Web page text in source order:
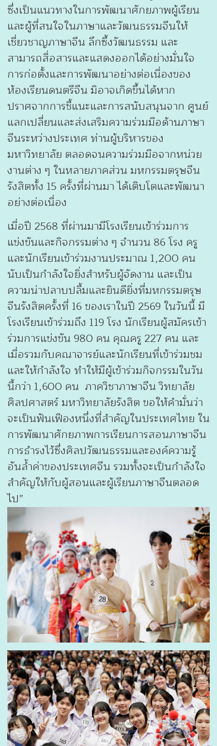
ซึ่งเป็นแนวทางในการพัฒนาศักยภาพผู้เรียน
และผู้ที่สนใจในภาษาและวัฒนธรรมจีนให้
เชี่ยวชาญภาษาจีน ลึกซึ้งวัฒนธรรม และ
สามารถสื่อสารและแสดงออกได้อย่างมั่นใจ
การก่อตั้งและการพัฒนาอย่างต่อเนื่องของ
ห้องเรียนดนตรีจีน มิอาจเกิดขึ้นได้หาก
ปราศจากการชี้แนะและการสนับสนุนจาก ศูนย์
แลกเปลี่ยนและส่งเสริมความร่วมมือด้านภาษา
จีนระหว่างประเทศ ท่านผู้บริหารของ
มหาวิทยาลัย ตลอดจนความร่วมมือจากหน่วย
งานต่าง ๆ ในหลายภาคส่วน มหกรรมตรุษจีน
รังสิตทั้ง 15 ครั้งที่ผ่านมา ได้เติบโตและพัฒนา
อย่างต่อเนื่อง
เมื่อปี 2568 ที่ผ่านมามีโรงเรียนเข้าร่วมการ
แข่งขันและกิจกรรมต่าง ๆ จำนวน 86 โรง ครู
และนักเรียนเข้าร่วมงานประมาณ 1,200 คน
นับเป็นกำลังใจยิ่งสำหรับผู้จัดงาน และเป็น
ความน่าปลาบปลื้มและยินดียิ่งที่มหกรรมตรุษ
จีนรังสิตครั้งที่ 16 ของเราในปี 2569 ในวันนี้ มี
โรงเรียนเข้าร่วมถึง 119 โรง นักเรียนผู้สมัครเข้า
ร่วมการแข่งขัน 980 คน คุณครู 227 คน และ
เมื่อรวมกับคณาจารย์และนักเรียนที่เข้าร่วมชม
และให้กำลังใจ ทำให้มีผู้เข้าร่วมกิจกรรมในวัน
นี้กว่า 1,600 คน ภาควิชาภาษาจีน วิทยาลัย
ศิลปศาสตร์ มหาวิทยาลัยรังสิต ขอให้คำมั่นว่า
จะเป็นฟันเฟืองหนึ่งที่สำคัญในประเทศไทย ใน
การพัฒนาศักยภาพการเรียนการสอนภาษาจีน
การธำรงไว้ซึ่งศิลปวัฒนธรรมและองค์ความรู้
อันล้ำค่าของประเทศจีน รวมทั้งจะเป็นกำลังใจ
สำคัญให้กับผู้สอนและผู้เรียนภาษาจีนตลอด
ไป”